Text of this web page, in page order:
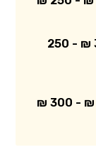
300 ₪ - 250